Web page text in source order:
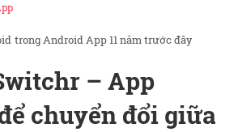
trongAndroid App11 năm trước đây
– App
chuyển đổi giữa